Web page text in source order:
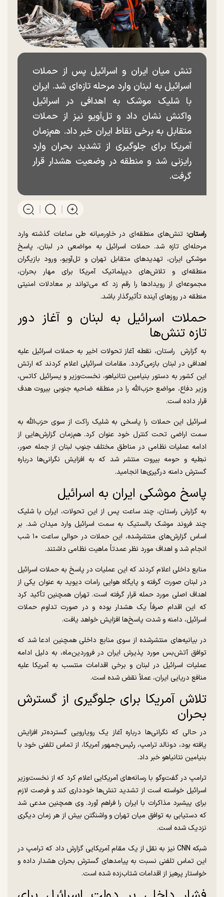
تنش میان ایران و اسرائیل پس از حملات
اسرائیل به لبنان وارد مرحله تازه‌ای شد. ایران
با شلیک موشک به اهدافی در اسرائیل
واکنش نشان داد و تل‌آویو نیز از حملات
متقابل به برخی نقاط ایران خبر داد. هم‌زمان
آمریکا برای جلوگیری از تشدید بحران وارد
رایزنی شد و منطقه در وضعیت هشدار قرار
گرفت.
راستان: تنش‌های منطقه‌ای در خاورمیانه طی ساعات گذشته وارد
مرحله‌ای تازه شد. حملات اسرائیل به مواضعی در لبنان، پاسخ
موشکی ایران، تهدید‌های متقابل تهران و تل‌آویو، ورود بازیگران
منطقه‌ای و تلاش‌های دیپلماتیک آمریکا برای مهار بحران،
مجموعه‌ای از رویداد‌ها را رقم زد که می‌تواند بر معادلات امنیتی
منطقه در روز‌های آینده تأثیرگذار باشد.
حملات اسرائیل به لبنان و آغاز دور
تازه تنش‌ها
به گزارش راستان، نقطه آغاز تحولات اخیر به حملات اسرائیل علیه
اهدافی در لبنان بازمی‌گردد. مقامات اسرائیلی اعلام کردند که ارتش
این کشور به دستور بنیامین نتانیاهو، نخست‌وزیر و یسرائیل کاتس،
وزیر دفاع، مواضع حزب‌الله را در منطقه ضاحیه جنوبی بیروت هدف
قرار داده است.
اسرائیل این حملات را پاسخی به شلیک راکت از سوی حزب‌الله به
سمت اراضی تحت کنترل خود عنوان کرد. هم‌زمان گزارش‌هایی از
ادامه عملیات نظامی در مناطق مختلف جنوب لبنان از جمله صور،
نبطیه و حومه بیروت منتشر شد که به افزایش نگرانی‌ها درباره
گسترش دامنه درگیری‌ها انجامید.
پاسخ موشکی ایران به اسرائیل
به گزارش راستان، چند ساعت پس از این تحولات، ایران با شلیک
چند فروند موشک بالستیک به سمت اسرائیل وارد میدان شد. بر
اساس گزارش‌های منتشرشده، این حملات در حوالی ساعت ۱۰ شب
انجام شد و اهداف مورد نظر عمدتاً ماهیت نظامی داشتند.
منابع داخلی اعلام کردند که این عملیات در پاسخ به حملات اسرائیل
در لبنان صورت گرفته و پایگاه هوایی رامات دیوید به عنوان یکی از
اهداف اصلی مورد حمله قرار گرفته است. تهران همچنین تأکید کرد
که این اقدام صرفاً یک هشدار بوده و در صورت تداوم حملات
اسرائیل، دامنه و شدت پاسخ‌ها افزایش خواهد یافت.
در بیانیه‌های منتشرشده از سوی منابع داخلی همچنین ادعا شد که
توافق آتش‌بس مورد پذیرش ایران در فروردین‌ماه، به دلیل ادامه
عملیات اسرائیل در لبنان و برخی اقدامات منتسب به آمریکا علیه
منافع دریایی ایران، عملاً نقض شده است.
تلاش آمریکا برای جلوگیری از گسترش
بحران
در حالی که نگرانی‌ها درباره آغاز یک رویارویی گسترده‌تر افزایش
یافته بود، دونالد ترامپ، رئیس‌جمهور آمریکا، از تماس تلفنی خود با
بنیامین نتانیاهو خبر داد.
ترامپ در گفت‌و‌گو با رسانه‌های آمریکایی اعلام کرد که از نخست‌وزیر
اسرائیل خواسته است از تشدید تنش‌ها خودداری کند و فرصت لازم
برای پیشبرد مذاکرات با ایران را فراهم آورد. وی همچنین مدعی شد
که دستیابی به توافق میان تهران و واشنگتن بیش از هر زمان دیگری
نزدیک شده است.
شبکه CNN نیز به نقل از یک مقام آمریکایی گزارش داد که ترامپ در
این تماس تلفنی نسبت به پیامد‌های گسترش بحران هشدار داده و
خواستار پرهیز از اقدامات شتاب‌زده شده است.